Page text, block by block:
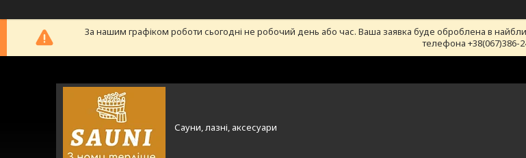
За нашим графіком роботи сьогодні не робочий день або час. Ваша заявка буде оброблена в
телефона +38(067)386-
Сауни, лазні, аксесуари